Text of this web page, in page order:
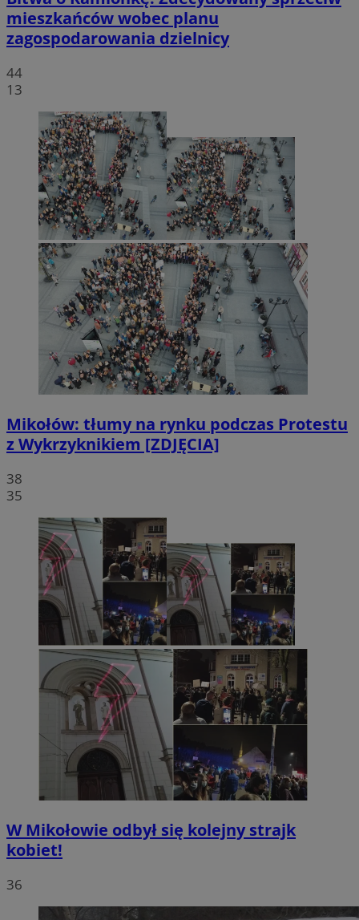
mieszkańców wobec planu
zagospodarowania dzielnicy
44
13
Mikołów: tłumy na rynku podczas Protestu
z Wykrzyknikiem [ZDJĘCIA]
38
35
W Mikołowie odbył się kolejny strajk
kobiet!
36